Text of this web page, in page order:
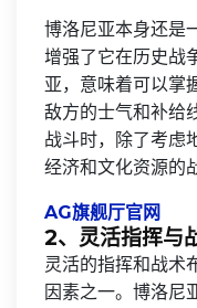
博洛尼亚本身还是
增强了它在历史战
亚，意味着可以掌
敌方的士气和补给
战斗时，除了考虑
经济和文化资源的
AG旗舰厅官网
2、灵活指挥与
灵活的指挥和战术
因素之一。博洛尼